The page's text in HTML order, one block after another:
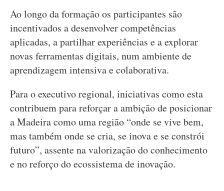
Ao longo da formação os participantes são
incentivados a desenvolver competências
aplicadas, a partilhar experiências e a explorar
novas ferramentas digitais, num ambiente de
aprendizagem intensiva e colaborativa.
Para o executivo regional, iniciativas como esta
contribuem para reforçar a ambição de posicionar
a Madeira como uma região “onde se vive bem,
mas também onde se cria, se inova e se constrói
futuro”, assente na valorização do conhecimento
e no reforço do ecossistema de inovação.